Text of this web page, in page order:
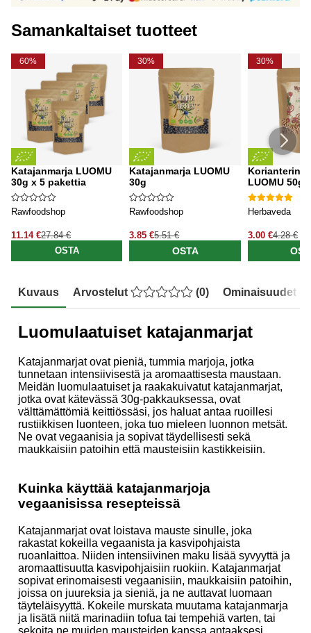
Samankaltaiset tuotteet
60%
Katajanmarja LUOMU
30g x 5 pakettia
Rawfoodshop
11.14 €27.84 €
OSTA
30%
Katajanmarja LUOMU
30g
Rawfoodshop
3.85 €5.51 €
OSTA
30%
LUOMU 50g
Herbaveda
3.00 €4.28 €
Kuvaus Arvostelut (0) Ominaisuudet
Luomulaatuiset katajanmarjat
Katajanmarjat ovat pieniä, tummia marjoja, jotka
tunnetaan intensiivisestä ja aromaattisesta maustaan.
Meidän luomulaatuiset ja raakakuivatut katajanmarjat,
jotka ovat kätevässä 30g-pakkauksessa, ovat
välttämättömiä keittiössäsi, jos haluat antaa ruoillesi
rustiikkisen luonteen, joka tuo mieleen luonnon metsät.
Ne ovat vegaanisia ja sopivat täydellisesti sekä
maukkaisiin patoihin että mausteisiin kastikkeisiin.
Kuinka käyttää katajanmarjoja
vegaanisissa resepteissä
Katajanmarjat ovat loistava mauste sinulle, joka
rakastat kokeilla vegaanista ja kasvipohjaista
ruoanlaittoa. Niiden intensiivinen maku lisää syvyyttä ja
aromaattisuutta kasvipohjaisiin ruokiin. Katajanmarjat
sopivat erinomaisesti vegaanisiin, maukkaisiin patoihin,
joissa on juureksia ja sieniä, ja ne auttavat luomaan
täyteläisyyttä. Kokeile murskata muutama katajanmarja
ja lisätä niitä marinadiin tofua tai tempehiä varten, tai
sekoita ne muiden mausteiden kanssa antaaksesi